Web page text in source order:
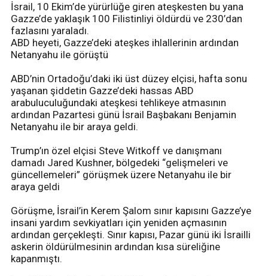
İsrail, 10 Ekim’de yürürlüğe giren ateşkesten bu yana
Gazze’de yaklaşık 100 Filistinliyi öldürdü ve 230’dan
fazlasını yaraladı.
ABD heyeti, Gazze’deki ateşkes ihlallerinin ardından
Netanyahu ile görüştü
ABD’nin Ortadoğu’daki iki üst düzey elçisi, hafta sonu
yaşanan şiddetin Gazze’deki hassas ABD
arabuluculuğundaki ateşkesi tehlikeye atmasının
ardından Pazartesi günü İsrail Başbakanı Benjamin
Netanyahu ile bir araya geldi.
Trump’ın özel elçisi Steve Witkoff ve danışmanı
damadı Jared Kushner, bölgedeki “gelişmeleri ve
güncellemeleri” görüşmek üzere Netanyahu ile bir
araya geldi
Görüşme, İsrail’in Kerem Şalom sınır kapısını Gazze’ye
insani yardım sevkiyatları için yeniden açmasının
ardından gerçekleşti. Sınır kapısı, Pazar günü iki İsrailli
askerin öldürülmesinin ardından kısa süreliğine
kapanmıştı.